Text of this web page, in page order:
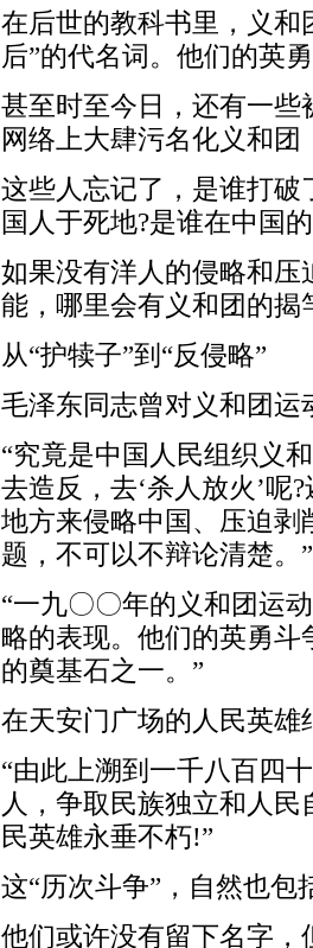
在后世的教科书里，义和
后”的代名词。他们的英
甚至时至今日，还有一些
网络上大肆污名化义和团
这些人忘记了，是谁打破
国人于死地?是谁在中国
如果没有洋人的侵略和
能，哪里会有义和团的揭
从“护犊子”到“反侵略”
毛泽东同志曾对义和团运
“究竟是中国人民组织义
去造反，去‘杀人放火’呢
地方来侵略中国、压迫
题，不可以不辩论清楚。”
“一九〇〇年的义和团运
略的表现。他们的英勇
的奠基石之一。”
在天安门广场的人民英
“由此上溯到一千八百四
人，争取民族独立和人
民英雄永垂不朽!”
这“历次斗争”，自然也包
他们或许没有留下名字